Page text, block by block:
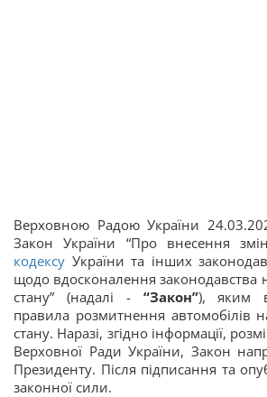
Верховною Радою України
Закон України “Про внесення
кодексу України та інших
щодо вдосконалення законодавства
стану” (надалі - “Закон”), яким
правила розмитнення автомобілів
стану. Наразі, згідно інформації,
Верховної Ради України, Закон
Президенту. Після підписання та
законної сили.